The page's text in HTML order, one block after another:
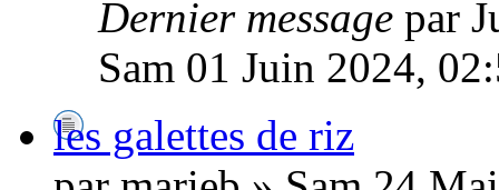
Dernier message par
Sam 01 Juin 2024,
les galettes de riz